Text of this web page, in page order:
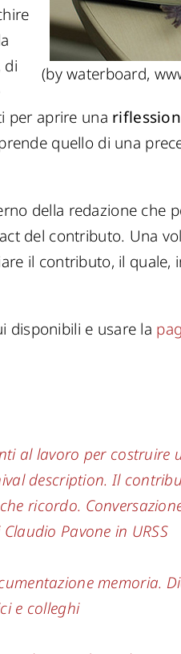
(by waterboard,
di
per aprire una
quello di una
della redazione che
del contributo. Una
il contributo, il
disponibili e usare la
al lavoro per costruire
description. Il
ricordo.
Pavone in URSS
memoria.
e colleghi